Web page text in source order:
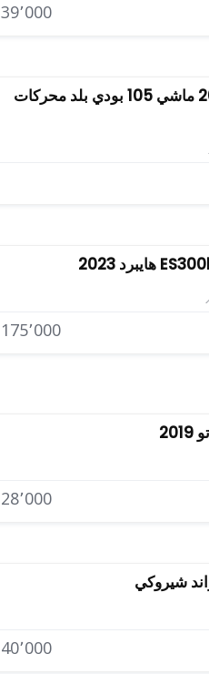
39٬000
كونا 2021 ماشي 105 بودي بلد محركات
175٬000
28٬000
شيروكي
40٬000